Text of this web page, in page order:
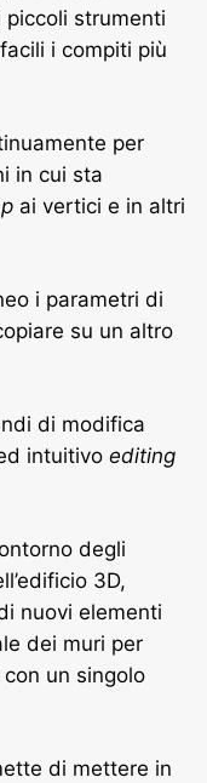
strumenti
i compiti più
per
in cui sta
ai vertici e in altri
i parametri di
su un altro
di modifica
intuitivo editing
degli
3D,
nuovi elementi
dei muri per
un singolo
di mettere in